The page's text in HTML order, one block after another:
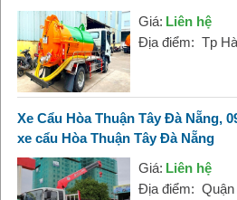
Giá: Liên hệ
Địa điểm: Tp
Xe Cẩu Hòa Thuận Tây Đà Nẵng,
xe cẩu Hòa Thuận Tây Đà Nẵng
Giá: Liên hệ
Địa điểm: